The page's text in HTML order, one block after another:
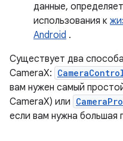
данные,
использования к
Android .
Существует два
CameraX:
вам нужен самый
CameraX) или
если вам нужна большая